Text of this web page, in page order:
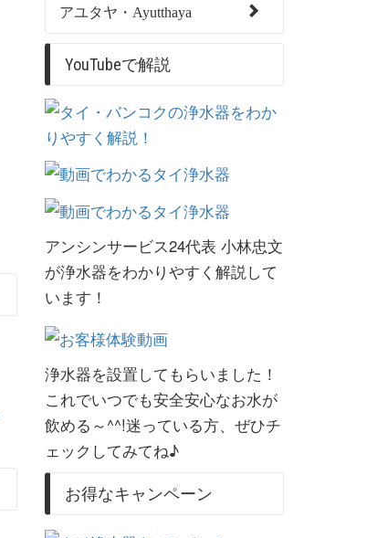
アユタヤ・Ayutthaya
YouTubeで解説
アンシンサービス24代表 小林忠文
が浄水器をわかりやすく解説して
います！
浄水器を設置してもらいました！
これでいつでも安全安心なお水が
飲める～^^!迷っている方、ぜひチ
ェックしてみてね♪
お得なキャンペーン